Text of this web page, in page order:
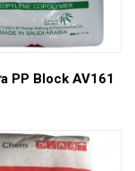
PP Block AV161